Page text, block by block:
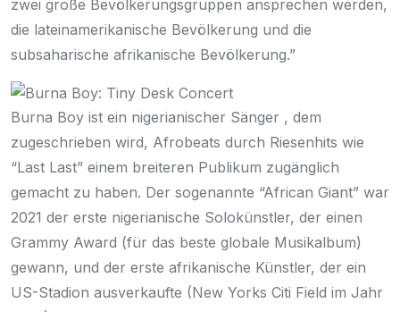
zwei große Bevölkerungsgruppen ansprechen werden,
die lateinamerikanische Bevölkerung und die
subsaharische afrikanische Bevölkerung.”
Burna Boy ist ein nigerianischer Sänger , dem
zugeschrieben wird, Afrobeats durch Riesenhits wie
“Last Last” einem breiteren Publikum zugänglich
gemacht zu haben. Der sogenannte “African Giant” war
2021 der erste nigerianische Solokünstler, der einen
Grammy Award (für das beste globale Musikalbum)
gewann, und der erste afrikanische Künstler, der ein
US-Stadion ausverkaufte (New Yorks Citi Field im Jahr